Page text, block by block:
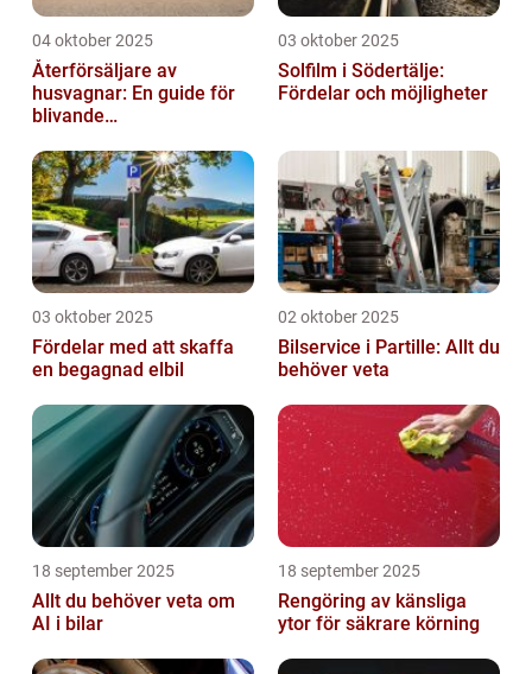
04 oktober 2025
Återförsäljare av
husvagnar: En guide för
blivande
03 oktober 2025
Solfilm i Södertälje:
Fördelar och möjligheter
03 oktober 2025
Fördelar med att skaffa
en begagnad elbil
02 oktober 2025
Bilservice i Partille: Allt du
behöver veta
18 september 2025
Allt du behöver veta om
AI i bilar
18 september 2025
Rengöring av känsliga
ytor för säkrare körning